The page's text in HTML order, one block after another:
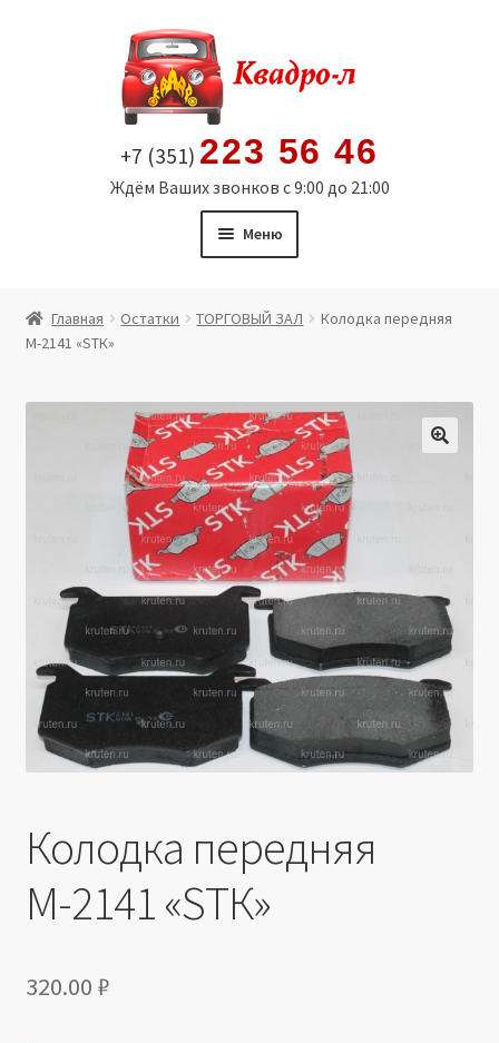
содержимому
+7 (351) 223 56 46
Ждём Ваших звонков с 9:00 до 21:00
Меню
Витрина
Мой аккаунт
Политика в отношении обработки персональных
Производители
Юридические данные
Главная Остатки ТОРГОВЫЙ ЗАЛ
Колодка передняя
М-2141 «SТК»
Колодка передняя
М-2141 «SТК»
320.00 ₽